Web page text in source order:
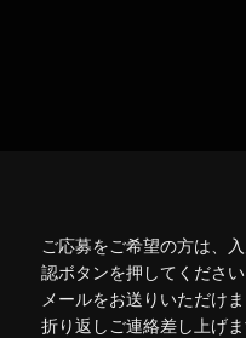
ご応募をご希望の方は、
認ボタンを押してください
メールをお送りいただけ
折り返しご連絡差し上げま